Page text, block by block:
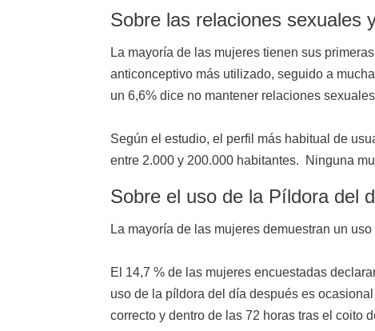
Sobre las relaciones sexuales
La mayoría de las mujeres tienen sus
anticonceptivo más utilizado, seguido a
un 6,6% dice no mantener relaciones
Según el estudio, el perfil más habitual de
entre 2.000 y 200.000 habitantes. Ninguna
Sobre el uso de la Píldora del
La mayoría de las mujeres demuestran un
El 14,7 % de las mujeres encuestadas
uso de la píldora del día después es
correcto y dentro de las 72 horas tras el coito